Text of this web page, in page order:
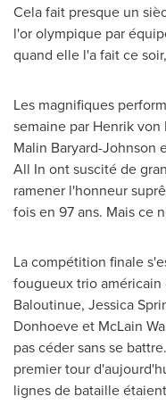
Cela fait presque un
l'or olympique par
quand elle l'a fait ce
Les magnifiques
semaine par Henrik von
Malin Baryard-Johnson
All In ont suscité de
ramener l'honneur
fois en 97 ans. Mais ce
La compétition finale
fougueux trio américain
Baloutinue, Jessica
Donhoeve et McLain
pas céder sans se
premier tour
lignes de bataille